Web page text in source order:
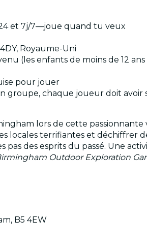
et 7j/7—joue quand tu veux
Royaume-Uni
(les enfants de moins de 12
pour jouer
groupe, chaque joueur doit avoir
lors de cette passionnante
locales terrifiantes et déchiffrer
des esprits du passé. Une
Outdoor Exploration
B5 4EW